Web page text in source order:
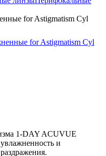
for Astigmatism Cyl
1-DAY ACUVUE
и